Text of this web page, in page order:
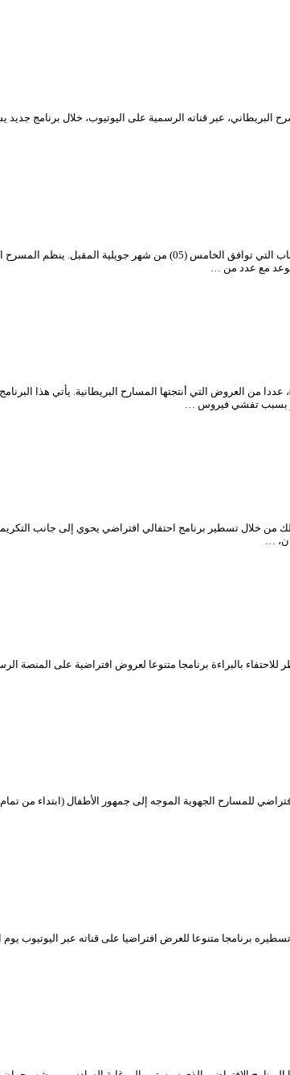
يحتفل المسرح الوطني الجزائري “محي الدين بشطارزي”، بالذكرى المزدوجة
مع عدد من …
من العروض التي أنتجتها المسارح البريطانية. يأتي هذا
بسبب تفشي فيروس …
بالفنانين في يومهم الوطني المصادف لـ 08 جوان من كل سنة، وذلك من خلال تسطير برنامج
…
الجزائري اليوم العالمي للطفولة الموافق ليوم الاثنين 01 جوان 2020، حيث سطر للاحتفاء
باليوم العالمي للطفولة الموافق ل 01 جوان 2020، وذلك من خلال تسطيره برنامجا متنوعا